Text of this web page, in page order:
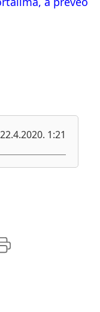
22.4.2020. 1:21